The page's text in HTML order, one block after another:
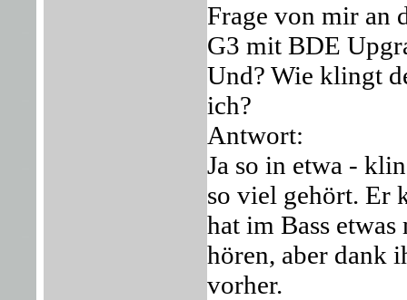
Frage von mir an
G3 mit BDE
Und? Wie klingt
ich?
Antwort:
Ja so in etwa -
so viel gehört. Er
hat im Bass
hören, aber dank
vorher.